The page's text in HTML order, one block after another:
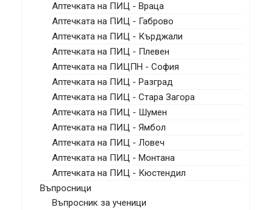
Аптечката на ПИЦ - Враца
Аптечката на ПИЦ - Габрово
Аптечката на ПИЦ - Кърджали
Аптечката на ПИЦ - Плевен
Аптечката на ПИЦПН - София
Аптечката на ПИЦ - Разград
Аптечката на ПИЦ - Стара Загора
Аптечката на ПИЦ - Шумен
Аптечката на ПИЦ - Ямбол
Аптечката на ПИЦ - Ловеч
Аптечката на ПИЦ - Монтана
Аптечката на ПИЦ - Кюстендил
Въпросници
Въпросник за ученици